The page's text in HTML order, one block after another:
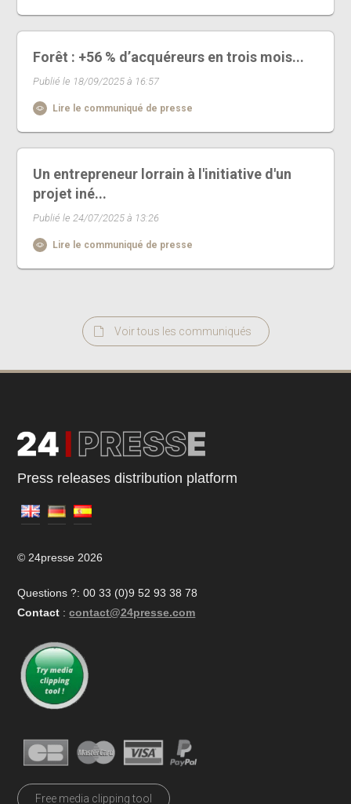
Forêt : +56 % d’acquéreurs en trois mois...
Publié le 18/09/2025 à 16:57
Lire le communiqué de presse
Un entrepreneur lorrain à l'initiative d'un
projet iné...
Publié le 24/07/2025 à 13:26
Lire le communiqué de presse
Voir tous les communiqués
Press releases distribution platform
© 24presse 2026
Questions ?: 00 33 (0)9 52 93 38 78
Contact : contact@24presse.com
Free media clipping tool